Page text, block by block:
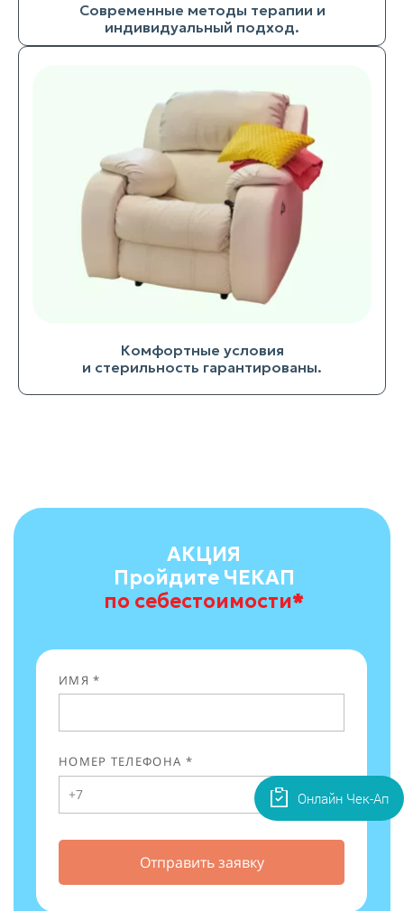
Современные методы терапии и
индивидуальный подход.
Комфортные условия
и стерильность гарантированы.
АКЦИЯ
Пройдите ЧЕКАП
по себестоимости*
ИМЯ *
НОМЕР ТЕЛЕФОНА *
Отправить заявку
Онлайн Чек-Ап